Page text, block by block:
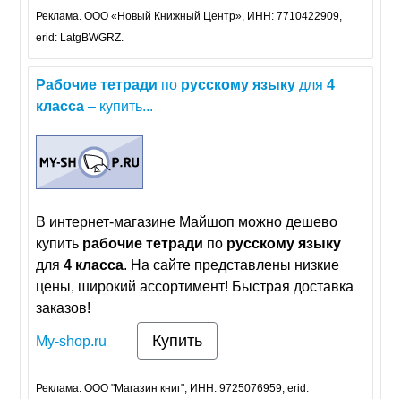
Реклама. ООО «Новый Книжный Центр», ИНН: 7710422909,
erid: LatgBWGRZ.
Рабочие тетради по русскому языку для4
класса – купить...
В интернет-магазине Майшоп можно дешево
купить рабочие тетради по русскому языку
для4 класса. На сайте представлены низкие
цены, широкий ассортимент! Быстрая доставка
заказов!
My-shop.ru Купить
Реклама. ООО "Магазин книг", ИНН: 9725076959, erid: